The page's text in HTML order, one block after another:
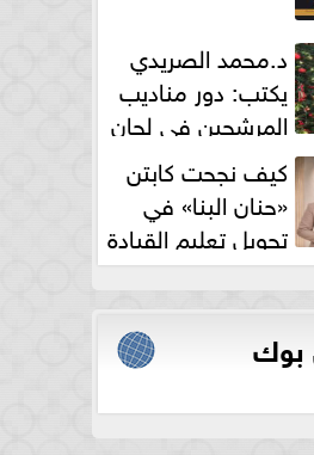
د.محمد الصريدي
يكتب: دور مناديب
المرشحين في لجان
كيف نجحت كابتن
«حنان البنا» في
تحويل تعليم القيادة
خوف...
بوك